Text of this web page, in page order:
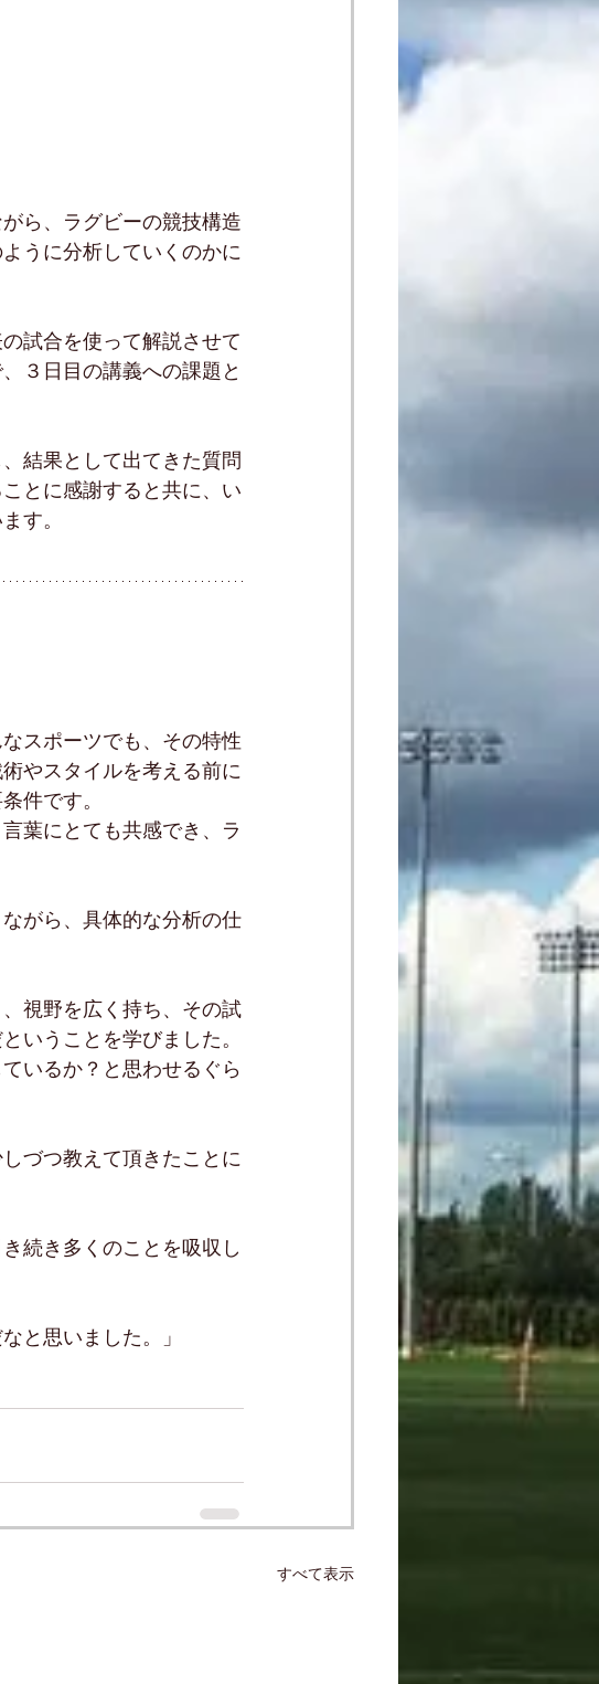
ら、ラグビーの競技構造
うに分析していくのかに
試合を使って解説させて
３日目の講義への課題と
結果として出てきた質問
とに感謝すると共に、い
す。
スポーツでも、その特性
やスタイルを考える前に
件です。
葉にとても共感でき、ラ
がら、具体的な分析の仕
視野を広く持ち、その試
いうことを学びました。
いるか？と思わせるぐら
づつ教えて頂きたことに
続き多くのことを吸収し
と思いました。」
すべて表示